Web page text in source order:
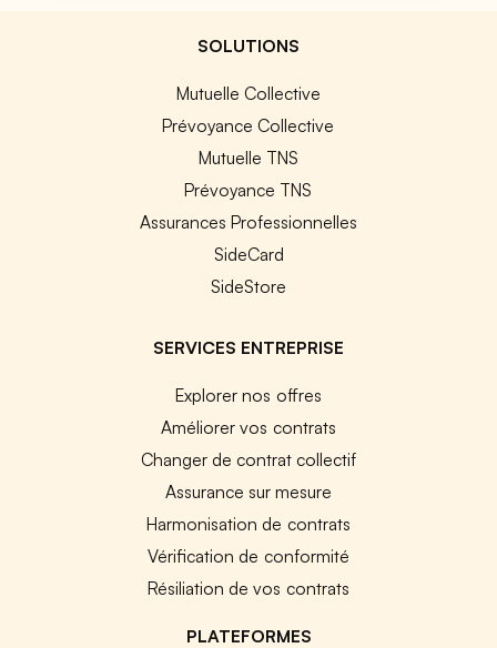
SOLUTIONS
Mutuelle Collective
Prévoyance Collective
Mutuelle TNS
Prévoyance TNS
Assurances Professionnelles
SideCard
SideStore
SERVICES ENTREPRISE
Explorer nos offres
Améliorer vos contrats
Changer de contrat collectif
Assurance sur mesure
Harmonisation de contrats
Vérification de conformité
Résiliation de vos contrats
PLATEFORMES